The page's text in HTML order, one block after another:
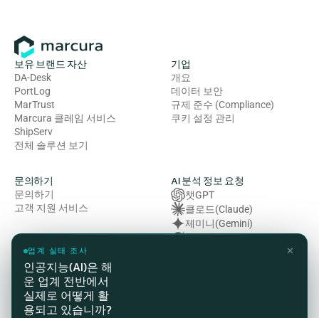
보유 브랜드 자산
DA-Desk
PortLog
MarTrust
Marcura 클레임 서비스
ShipServ
전체 솔루션 보기
기업
개요
데이터 보안
규제 준수 (Compliance)
쿠키 설정 관리
법률 및 규정 준수
개인정보처리방침
이용약관
문의하기
문의하기
고객 지원 서비스
AI 분석 정보 요청
챗GPT
클로드(Claude)
제미니(Gemini)
그록 (Grok)
✕
업계 실태 조사
인공지능(AI)은 해
운 업계 전반에서
실제로 어떻게 활
용되고 있습니까?